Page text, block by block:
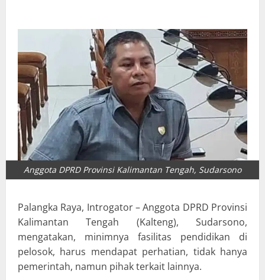
Anggota DPRD Provinsi Kalimantan Tengah, Sudarsono
Palangka Raya, Introgator – Anggota DPRD Provinsi
Kalimantan Tengah (Kalteng), Sudarsono,
mengatakan, minimnya fasilitas pendidikan di
pelosok, harus mendapat perhatian, tidak hanya
pemerintah, namun pihak terkait lainnya.